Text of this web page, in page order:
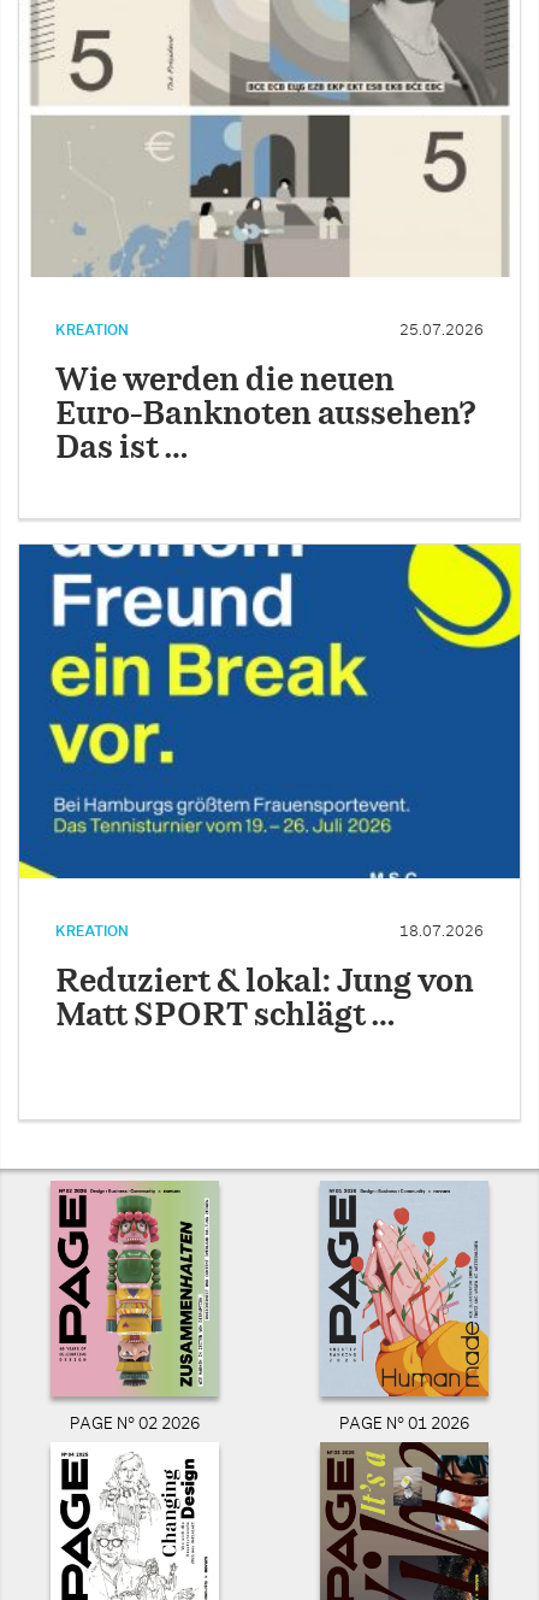
KREATION 25.07.2026
Wie werden die neuen
Euro-Banknoten aussehen?
Das ist …
KREATION 18.07.2026
Reduziert & lokal: Jung von
Matt SPORT schlägt …
PAGE N° 02 2026 PAGE N° 01 2026